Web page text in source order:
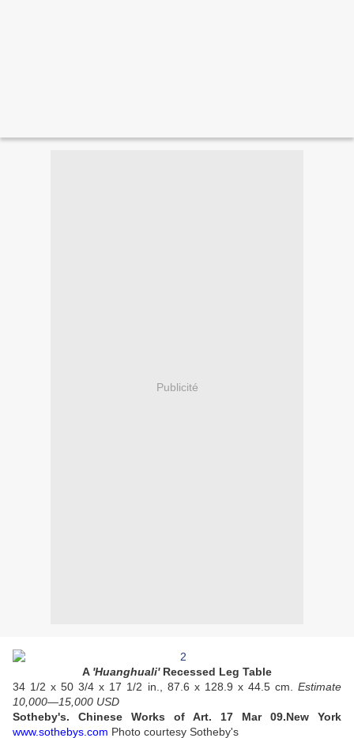
Publicité
A 'Huanghuali'Recessed Leg Table
34 1/2 x 50 3/4 x 17 1/2 in., 87.6 x 128.9 x 44.5 cm. Estimate
10,000—15,000 USD
Sotheby's. Chinese Works of Art. 17 Mar 09.New York
www.sothebys.com Photo courtesy Sotheby's